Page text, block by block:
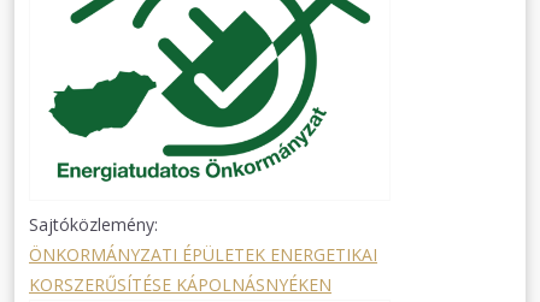
Sajtóközlemény:
ÖNKORMÁNYZATI ÉPÜLETEK ENERGETIKAI
KORSZERŰSÍTÉSE KÁPOLNÁSNYÉKEN